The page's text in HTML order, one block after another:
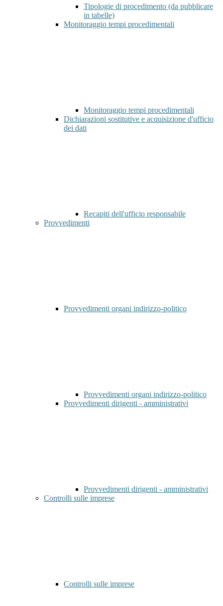
Tipologie di procedimento (da pubblicare
in tabelle)
Monitoraggio tempi procedimentali
Monitoraggio tempi procedimentali
Dichiarazioni sostitutive e acquisizione d'ufficio
dei dati
Recapiti dell'ufficio responsabile
Provvedimenti
Provvedimenti organi indirizzo-politico
Provvedimenti organi indirizzo-politico
Provvedimenti dirigenti - amministrativi
Provvedimenti dirigenti - amministrativi
Controlli sulle imprese
Controlli sulle imprese